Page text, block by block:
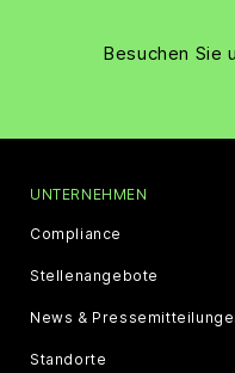
Besuchen Sie
UNTERNEHMEN
Compliance
Stellenangebote
News &
Standorte